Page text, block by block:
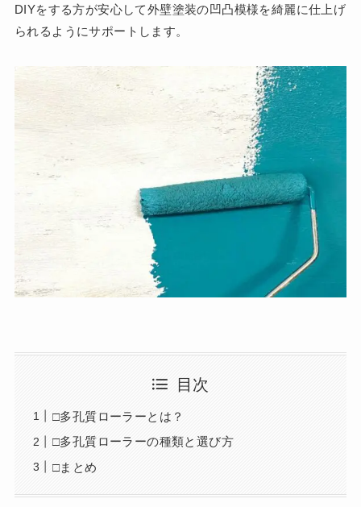
DIYをする方が安心して外壁塗装の凹凸模様を綺麗に仕上げ
られるようにサポートします。
目次
□多孔質ローラーとは？
□多孔質ローラーの種類と選び方
□まとめ